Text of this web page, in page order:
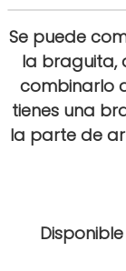
Se puede
la braguita,
combinarlo
tienes una
la parte de